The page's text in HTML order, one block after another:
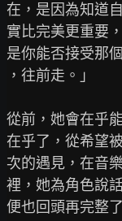
在，是因為知道
實比完美更重要
是你能否接受那
，往前走。」
從前，她會在乎
在乎了，從希望
次的遇見，在音
裡，她為角色說
便也回頭再完整